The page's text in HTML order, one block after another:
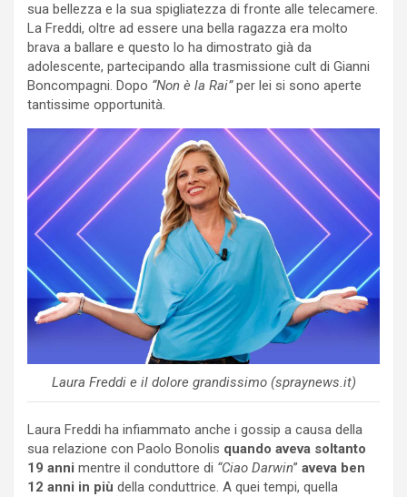
sua bellezza e la sua spigliatezza di fronte alle telecamere.
La Freddi, oltre ad essere una bella ragazza era molto
brava a ballare e questo lo ha dimostrato già da
adolescente, partecipando alla trasmissione cult di Gianni
Boncompagni. Dopo “Non è la Rai”per lei si sono aperte
tantissime opportunità.
Laura Freddi e il dolore grandissimo (spraynews.it)
Laura Freddi ha infiammato anche i gossip a causa della
sua relazione con Paolo Bonolis quando aveva soltanto
19 anni mentre il conduttore di “Ciao Darwin” aveva ben
12 anni in più della conduttrice. A quei tempi, quella